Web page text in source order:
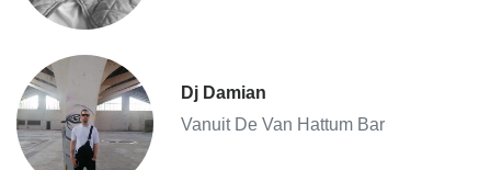
Dj Damian
Vanuit De Van Hattum Bar